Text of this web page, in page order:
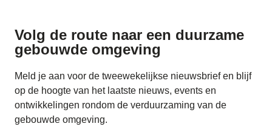
Volg de route naar een duurzame
gebouwde omgeving
Meld je aan voor de tweewekelijkse nieuwsbrief en blijf
op de hoogte van het laatste nieuws, events en
ontwikkelingen rondom de verduurzaming van de
gebouwde omgeving.